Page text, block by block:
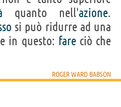
quanto nell'azione.
si può ridurre ad una
in questo: fareciò che
ROGER WARD BABSON